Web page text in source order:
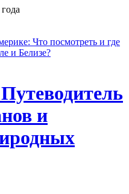
Что посмотреть и где
и Белизе?
и